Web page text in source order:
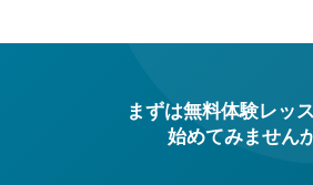
まずは無料体験レッ
始めてみません